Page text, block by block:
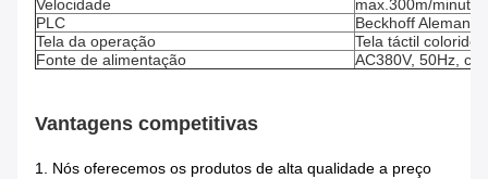
Velocidade
max.300m/minuto
PLC
Beckhoff Alemanha
Tela da operação
Tela táctil colorido,
Fonte de alimentação
AC380V, 50Hz,
Vantagens competitivas
1. Nós oferecemos os produtos de alta qualidade a preço